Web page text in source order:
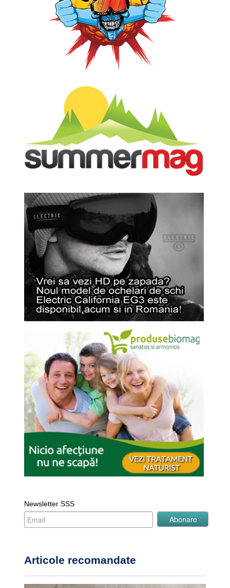
Newsletter SSS
Articole recomandate